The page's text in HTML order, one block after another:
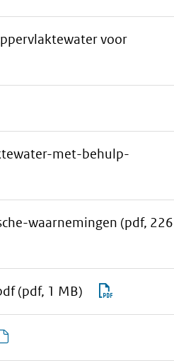
voor
met-behulp-
waarnemingen (pdf, 226
(pdf, 1 MB) aan
download-
toevoegen
RWSV
Bepaling
RWSV